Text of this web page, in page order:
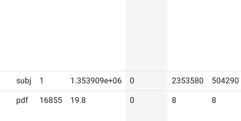
subj 1 1.353909e+06 0 2353580 504290
pdf 16855 19.8 0 8 8